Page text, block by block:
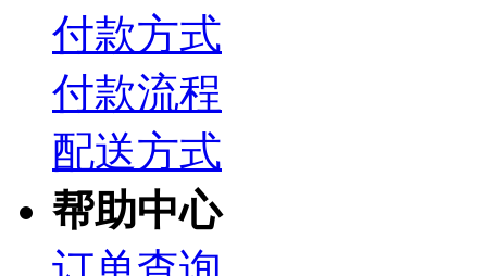
付款方式
付款流程
配送方式
帮助中心